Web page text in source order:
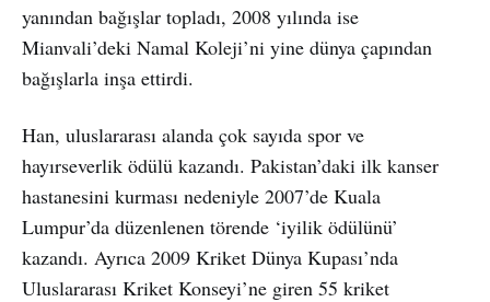
yanından bağışlar topladı, 2008 yılında ise
Mianvali’deki Namal Koleji’ni yine dünya çapından
bağışlarla inşa ettirdi.
Han, uluslararası alanda çok sayıda spor ve
hayırseverlik ödülü kazandı. Pakistan’daki ilk kanser
hastanesini kurması nedeniyle 2007’de Kuala
Lumpur’da düzenlenen törende ‘iyilik ödülünü’
kazandı. Ayrıca 2009 Kriket Dünya Kupası’nda
Uluslararası Kriket Konseyi’ne giren 55 kriket